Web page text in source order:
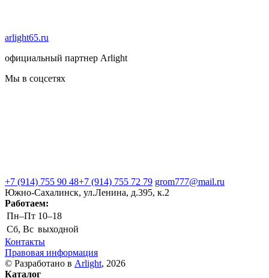
arlight65.ru
официальный партнер Arlight
Мы в соцсетях
+7 (914) 755 90 48+7 (914) 755 72 79 grom777@mail.ru
Южно-Сахалинск, ул.Ленина, д.395, к.2
Работаем:
Пн–Пт 10–18
Сб, Вс выходной
Контакты
Правовая информация
© Разработано в Arlight, 2026
Каталог